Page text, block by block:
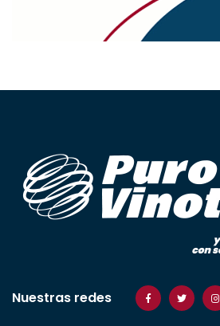
Nuestras redes